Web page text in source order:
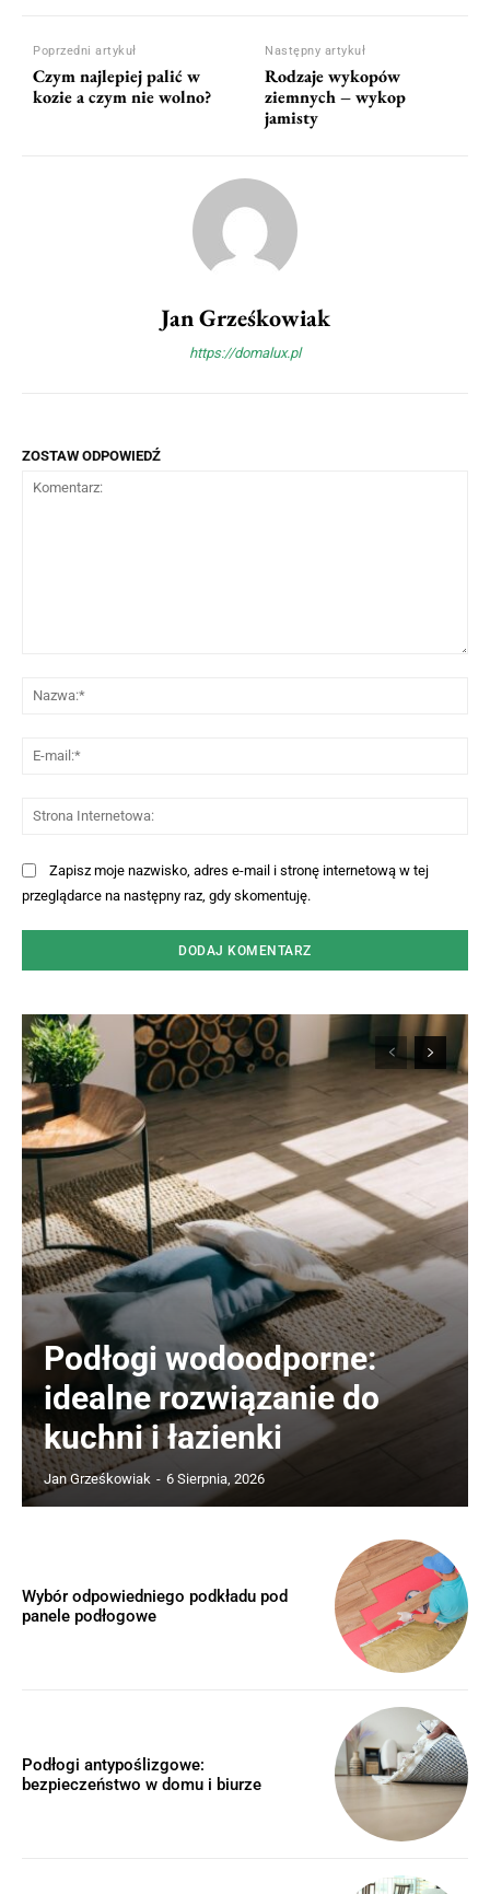
Poprzedni artykuł
Czym najlepiej palić w
kozie a czym nie wolno?
Następny artykuł
Rodzaje wykopów
ziemnych – wykop
jamisty
Jan Grześkowiak
https://domalux.pl
ZOSTAW ODPOWIEDŹ
Zapisz moje nazwisko, adres e-mail i stronę internetową w tej
przeglądarce na następny raz, gdy skomentuję.
Podłogi wodoodporne:
idealne rozwiązanie do
kuchni i łazienki
Jan Grześkowiak - 6 Sierpnia, 2026
Wybór odpowiedniego podkładu pod
panele podłogowe
Podłogi antypoślizgowe:
bezpieczeństwo w domu i biurze